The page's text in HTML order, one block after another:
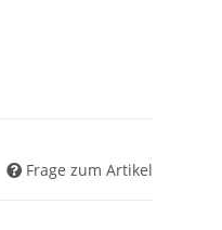
Frage zum Artikel